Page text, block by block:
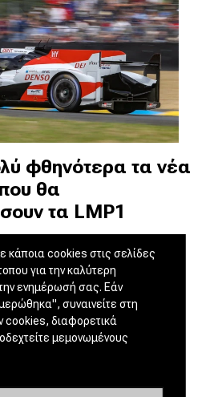
φθηνότερα τα νέα
θα
τα LMP1
το Le Mans για να
της για το νέο τύπο
κάποια cookies στις σελίδες
για την καλύτερη
την ενημέρωσή σας. Εάν
συναινείτε στη
cookies, διαφορετικά
μεμονωμένους